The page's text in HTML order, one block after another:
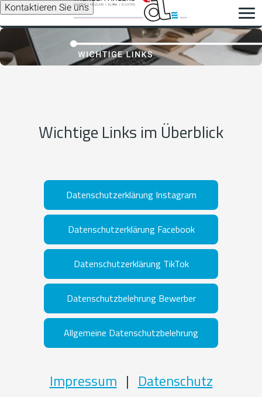
Kontaktieren Sie uns
Wichtige Links im Überblick
Datenschutzerklärung Instagram
Datenschutzerklärung Facebook
Datenschutzerklärung TikTok
Datenschutzbelehrung Bewerber
Allgemeine Datenschutzbelehrung
Impressum | Datenschutz